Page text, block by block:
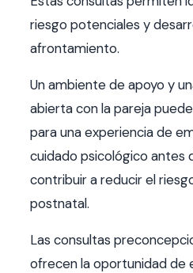
riesgo potenciales y
afrontamiento.
Un ambiente de apoyo y
abierta con la pareja
para una experiencia de
cuidado psicológico antes
contribuir a reducir el
postnatal.
Las consultas
ofrecen la oportunidad de